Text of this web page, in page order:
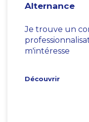
Alternance
Je trouve un
m'intéresse
Découvrir